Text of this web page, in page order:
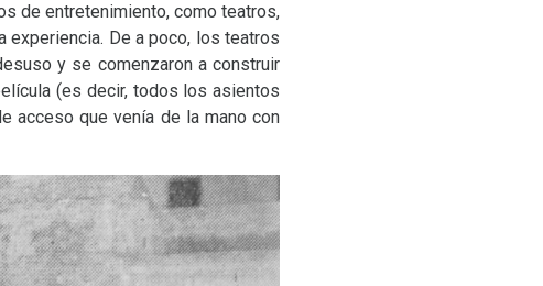
de entretenimiento, como teatros,
De a poco, los teatros
y se comenzaron a construir
(es decir, todos los asientos
acceso que venía de la mano con